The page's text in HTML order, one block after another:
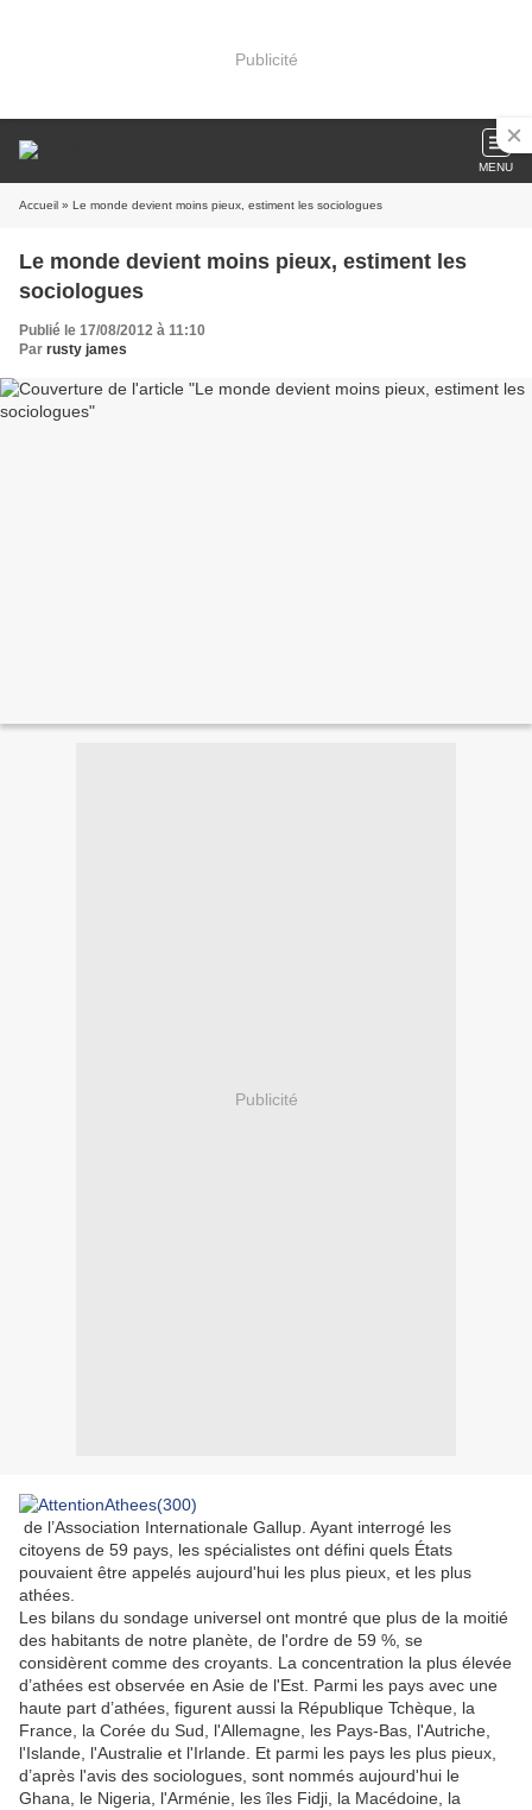
Publicité
MENU
Accueil » Le monde devient moins pieux, estiment les sociologues
Le monde devient moins pieux, estiment les
sociologues
Publié le 17/08/2012 à 11:10
Par rusty james
Publicité
de l’Association Internationale Gallup. Ayant interrogé les
citoyens de 59 pays, les spécialistes ont défini quels États
pouvaient être appelés aujourd'hui les plus pieux, et les plus
athées.
Les bilans du sondage universel ont montré que plus de la moitié
des habitants de notre planète, de l'ordre de 59 %, se
considèrent comme des croyants. La concentration la plus élevée
d’athées est observée en Asie de l'Est. Parmi les pays avec une
haute part d’athées, figurent aussi la République Tchèque, la
France, la Corée du Sud, l'Allemagne, les Pays-Bas, l'Autriche,
l'Islande, l'Australie et l'Irlande. Et parmi les pays les plus pieux,
d’après l'avis des sociologues, sont nommés aujourd'hui le
Ghana, le Nigeria, l'Arménie, les îles Fidji, la Macédoine, la